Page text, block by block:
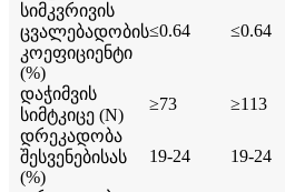
სიმკვრივის
ცვალებადობის
კოეფიციენტი
(%)
≤0.64 ≤0.64
დაჭიმვის
სიმტკიცე (N)
≥73 ≥113
დრეკადობა
შესვენებისას
(%)
19-24 19-24